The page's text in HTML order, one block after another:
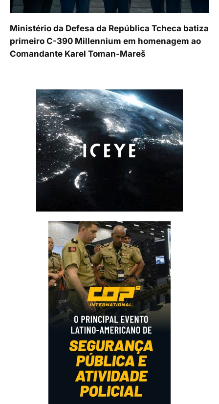
Ministério da Defesa da República Tcheca batiza
primeiro C-390 Millennium em homenagem ao
Comandante Karel Toman-Mareš